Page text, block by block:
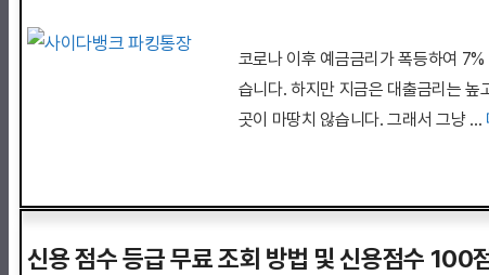
코로나 이후 예금금리가 폭등하여
습니다. 하지만 지금은 대출금리는 높
곳이 마땅치 않습니다. 그래서 그냥 …
신용 점수 등급 무료 조회 방법 및 신용점수 100